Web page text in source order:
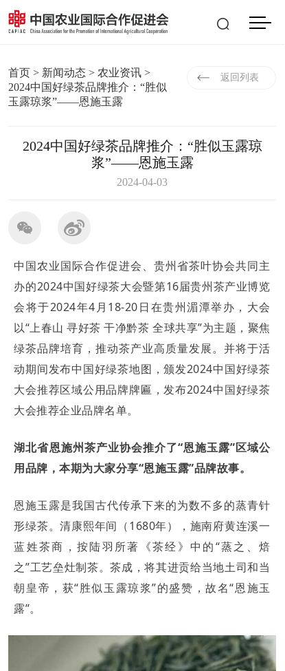
EN
首页 > 新闻动态 >农业资讯 >
2024中国好绿茶品牌推介：“胜似
玉露琼浆”——恩施玉露
返回列表
2024中国好绿茶品牌推介：“胜似玉露琼
浆”——恩施玉露
2024-04-03
中国农业国际合作促进会、贵州省茶叶协会共同主
办的2024中国好绿茶大会暨第16届贵州茶产业博览
会将于2024年4月18-20日在贵州湄潭举办，大会
以“上春山 寻好茶 干净黔茶 全球共享”为主题，聚焦
绿茶品牌培育，推动茶产业高质量发展。并将于活
动期间发布中国好绿茶地图，颁发2024中国好绿茶
大会推荐区域公用品牌牌匾，发布2024中国好绿茶
大会推荐企业品牌名单。
湖北省恩施州茶产业协会推介了“恩施玉露”区域公
用品牌，本期为大家分享“恩施玉露”品牌故事。
恩施玉露是我国古代传承下来的为数不多的蒸青针
形绿茶。清康熙年间（1680年），施南府黄连溪一
蓝姓茶商，按陆羽所著《茶经》中的“蒸之、焙
之”工艺垒灶制茶。茶成，将其进贡给当地土司和当
朝皇帝，获“胜似玉露琼浆”的盛赞，故名“恩施玉
露”。